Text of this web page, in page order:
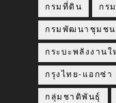
กรมที่ดิน กร
กรมพัฒนาชุมชน
กระบะพลังงานใ
กรุงไทย-แอกซ่า
กลุ่มชาติพันธุ์